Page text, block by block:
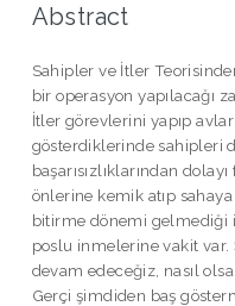
Abstract
Sahipler ve İtler
bir operasyon yapılacağı
İtler görevlerini yapıp
gösterdiklerinde sahipleri
başarısızlıklarından
önlerine kemik atıp
bitirme dönemi gelmediği
poslu inmelerine vakit
devam edeceğiz, nasıl
Gerçi şimdiden baş